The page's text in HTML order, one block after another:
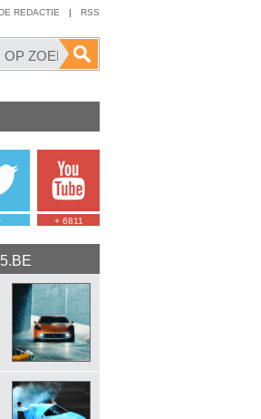
REDACTIE | RSS
+ 6811